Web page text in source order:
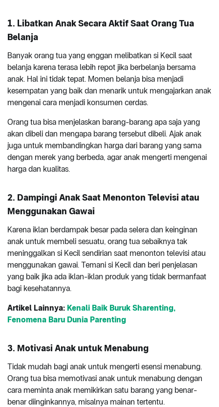
1. Libatkan Anak Secara Aktif Saat Orang Tua
Belanja
Banyak orang tua yang enggan melibatkan si Kecil saat
belanja karena terasa lebih repot jika berbelanja bersama
anak. Hal ini tidak tepat. Momen belanja bisa menjadi
kesempatan yang baik dan menarik untuk mengajarkan anak
mengenai cara menjadi konsumen cerdas.
Orang tua bisa menjelaskan barang-barang apa saja yang
akan dibeli dan mengapa barang tersebut dibeli. Ajak anak
juga untuk membandingkan harga dari barang yang sama
dengan merek yang berbeda, agar anak mengerti mengenai
harga dan kualitas.
2. Dampingi Anak Saat Menonton Televisi atau
Menggunakan Gawai
Karena iklan berdampak besar pada selera dan keinginan
anak untuk membeli sesuatu, orang tua sebaiknya tak
meninggalkan si Kecil sendirian saat menonton televisi atau
menggunakan gawai. Temani si Kecil dan beri penjelasan
yang baik jika ada iklan-iklan produk yang tidak bermanfaat
bagi kesehatannya.
Artikel Lainnya: Kenali Baik Buruk Sharenting,
Fenomena Baru Dunia Parenting
3. Motivasi Anak untuk Menabung
Tidak mudah bagi anak untuk mengerti esensi menabung.
Orang tua bisa memotivasi anak untuk menabung dengan
cara meminta anak memikirkan satu barang yang benar-
benar diinginkannya, misalnya mainan tertentu.